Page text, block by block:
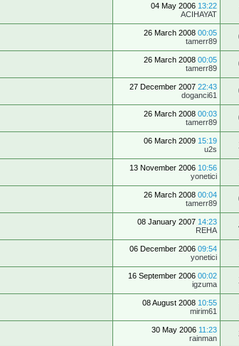
04 May 2006 13:22
ACIHAYAT
26 March 2008 00:05
tamerr89
26 March 2008 00:05
tamerr89
27 December 2007 22:43
doganci61
26 March 2008 00:03
tamerr89
06 March 2009 15:19
u2s
13 November 2006 10:56
yonetici
26 March 2008 00:04
tamerr89
08 January 2007 14:23
REHA
06 December 2006 09:54
yonetici
16 September 2006 00:02
igzuma
08 August 2008 10:55
mirim61
30 May 2006 11:23
rainman